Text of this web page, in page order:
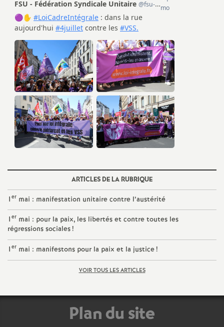
d
d
e
g
r
é
O
r
l
é
a
n
ARTICLES DE LA RUBRIQUE
1er mai : manifestation unitaire contre l’austérité
1er mai : pour la paix, les libertés et contre toutes les
régressions sociales!
1er mai : manifestons pour la paix et la justice!
VOIR TOUS LES ARTICLES
Plan du site